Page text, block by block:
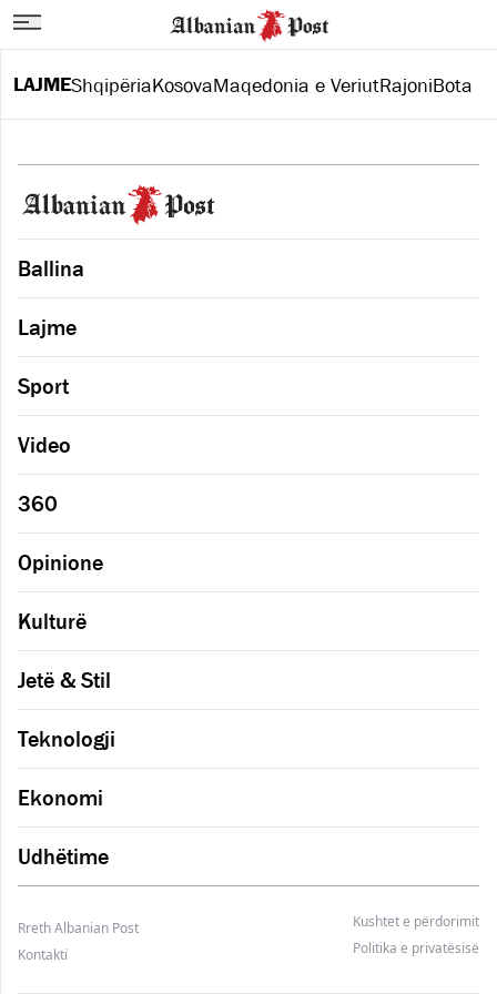
LAJMEShqipëriaKosovaMaqedonia e VeriutRajoniBota
Ballina
Lajme
Sport
Video
360
Opinione
Kulturë
Jetë & Stil
Teknologji
Ekonomi
Udhëtime
Rreth Albanian Post
Kushtet e përdorimit
Kontakti
Politika e privatësisë